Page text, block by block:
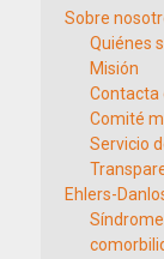
Sobre
Quiénes
Misión
Contacta
Comité
Servicio
Ehlers-